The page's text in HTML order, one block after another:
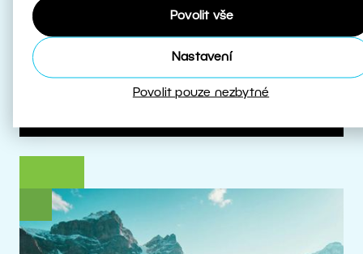
Povolit vše
Nastavení
Povolit pouze nezbytné
Patříme mezi první fotoeditory na světě,
Více o HDR